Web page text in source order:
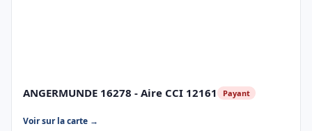
ANGERMUNDE 16278 - Aire CCI 12161 Payant
Voir sur la carte →